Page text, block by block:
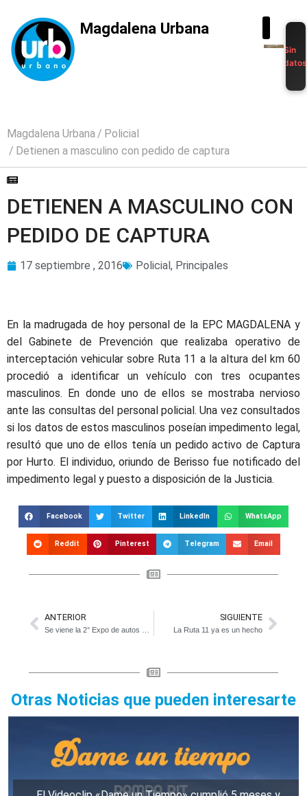
Magdalena Urbana
Sin
datos
Magdalena Urbana
Policial
Detienen a masculino con pedido de captura
DETIENEN A MASCULINO CON
PEDIDO DE CAPTURA
17 septiembre , 2016 Policial, Principales
En la madrugada de hoy personal de la EPC MAGDALENA y
del Gabinete de Prevención que realizaba operativo de
interceptación vehicular sobre Ruta 11 a la altura del km 60
procedió a identificar un vehículo con tres ocupantes
masculinos. En donde uno de ellos se mostraba nervioso
ante las consultas del personal policial. Una vez consultados
si los datos de estos masculinos poseían impedimento legal,
resultó que uno de ellos tenía un pedido activo de Captura
por Hurto. El individuo, oriundo de Berisso fue notificado del
impedimento legal y puesto a disposición de la Justicia.
Facebook Twitter LinkedIn WhatsApp
Reddit Pinterest Telegram Email
ANTERIOR SIGUIENTE
La Ruta 11 ya es un hecho
Otras Noticias que pueden interesarte